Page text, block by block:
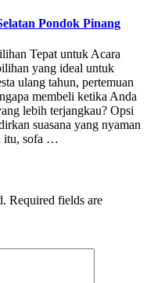
Pondok Pinang
Tepat untuk Acara
yang ideal untuk
ulang tahun, pertemuan
membeli ketika Anda
lebih terjangkau? Opsi
suasana yang nyaman
itu, sofa …
Required fields are